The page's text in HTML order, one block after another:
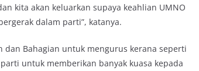
kita akan keluarkan supaya keahlian UMNO
dalam parti”, katanya.
dan Bahagian untuk mengurus kerana seperti
untuk memberikan banyak kuasa kepada